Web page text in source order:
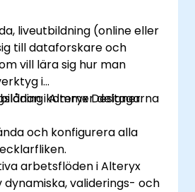
liveutbildning (online eller
till dataforskare och
vill lära sig hur man
i
i Alteryx Designer.
kommer deltagarna
och konfigurera alla
arbetsflöden i Alteryx
dynamiska, validerings- och